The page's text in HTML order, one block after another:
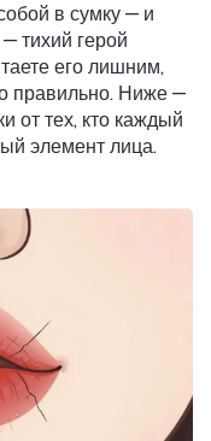
в сумку — и
тихий герой
его лишним,
правильно. Ниже —
от тех, кто каждый
элемент лица.